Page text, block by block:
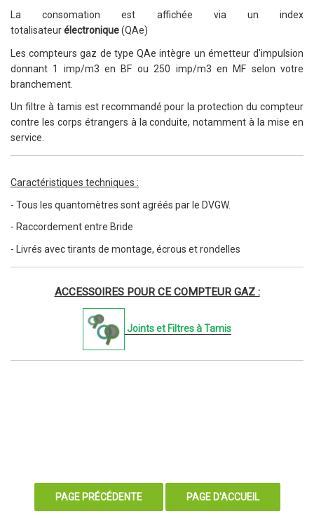
La consomation est affichée via un index
totalisateurélectronique(QAe)
Les compteurs gaz de type QAe intègre un émetteur d'impulsion
donnant 1 imp/m3 en BF ou 250 imp/m3 en MF selon votre
branchement.
Un filtre à tamis est recommandé pour la protection du compteur
contre les corps étrangers à la conduite, notamment à la mise en
service.
Caractéristiques techniques :
- Tous les quantomètres sont agréés par le DVGW.
- Raccordement entre Bride
- Livrés avec tirants de montage, écrous et rondelles
ACCESSOIRES POUR CE COMPTEUR GAZ :
Joints et Filtres à Tamis